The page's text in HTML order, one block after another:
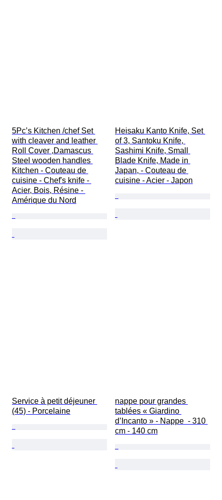
5Pc’s Kitchen /chef Set
with cleaver and leather
Roll Cover ,Damascus
Steel wooden handles
Kitchen - Couteau de
cuisine - Chef's knife -
Acier, Bois, Résine -
Amérique du Nord
Heisaku Kanto Knife, Set
of 3, Santoku Knife,
Sashimi Knife, Small
Blade Knife, Made in
Japan, - Couteau de
cuisine - Acier - Japon
Service à petit déjeuner
(45) - Porcelaine
nappe pour grandes
tablées « Giardino
d’Incanto » - Nappe  - 310
cm - 140 cm